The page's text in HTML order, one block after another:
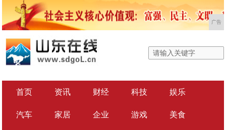
广告
首页 资讯 财经 科技 娱乐
汽车 家居 企业 游戏 美食